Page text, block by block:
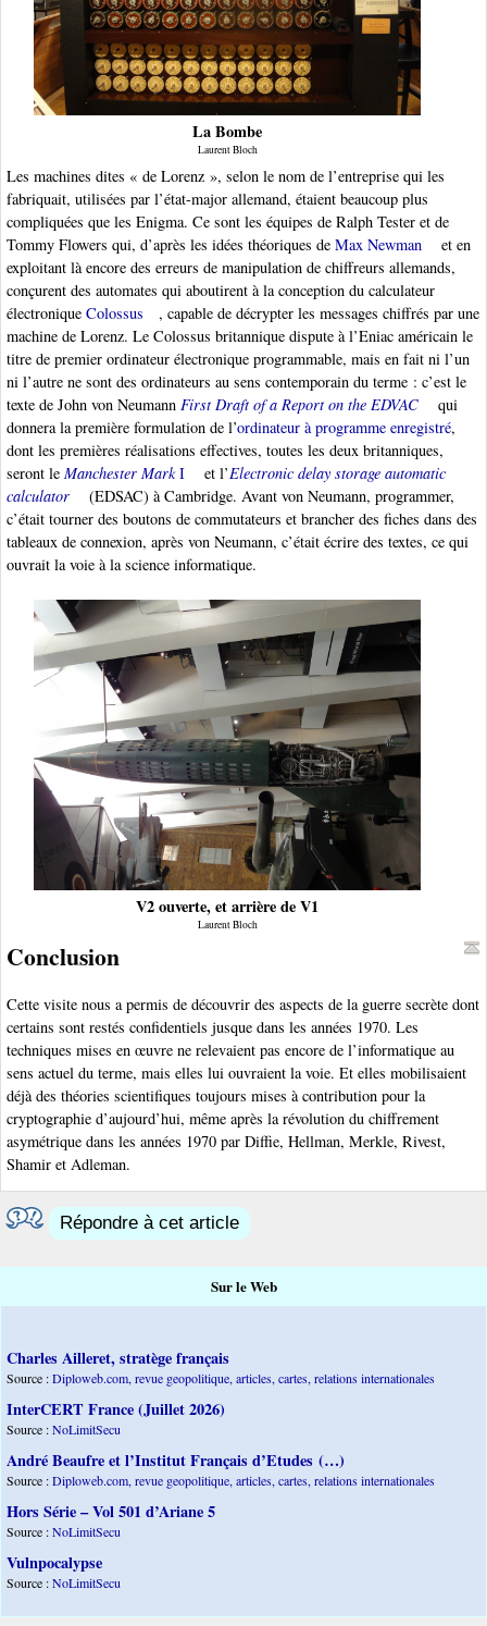
La Bombe
Laurent Bloch
Les machines dites « de Lorenz », selon le nom de l’entreprise qui les
fabriquait, utilisées par l’état-major allemand, étaient beaucoup plus
compliquées que les Enigma. Ce sont les équipes de Ralph Tester et de
Tommy Flowers qui, d’après les idées théoriques de Max Newman
et en
exploitant là encore des erreurs de manipulation de chiffreurs allemands,
conçurent des automates qui aboutirent à la conception du calculateur
électronique Colossus
, capable de décrypter les messages chiffrés par une
machine de Lorenz. Le Colossus britannique dispute à l’Eniac américain le
titre de premier ordinateur électronique programmable, mais en fait ni l’un
ni l’autre ne sont des ordinateurs au sens contemporain du terme : c’est le
texte de John von Neumann First Draft of a Report on the EDVAC
qui
donnera la première formulation de l’ordinateur à programme enregistré,
dont les premières réalisations effectives, toutes les deux britanniques,
seront le Manchester MarkI et l’Electronic delay storage automatic
calculator
(EDSAC) à Cambridge. Avant von Neumann, programmer,
c’était tourner des boutons de commutateurs et brancher des fiches dans des
tableaux de connexion, après von Neumann, c’était écrire des textes, ce qui
ouvrait la voie à la science informatique.
V2 ouverte, et arrière de V1
Laurent Bloch
Conclusion
Cette visite nous a permis de découvrir des aspects de la guerre secrète dont
certains sont restés confidentiels jusque dans les années 1970. Les
techniques mises en œuvre ne relevaient pas encore de l’informatique au
sens actuel du terme, mais elles lui ouvraient la voie. Et elles mobilisaient
déjà des théories scientifiques toujours mises à contribution pour la
cryptographie d’aujourd’hui, même après la révolution du chiffrement
asymétrique dans les années 1970 par Diffie, Hellman, Merkle, Rivest,
Shamir et Adleman.
Répondre à cet article
Sur le Web
Charles Ailleret, stratège français
Source :Diploweb.com, revue geopolitique, articles, cartes, relations internationales
InterCERT France (Juillet 2026)
Source :NoLimitSecu
André Beaufre et l’Institut Français d’Etudes (…)
Source :Diploweb.com, revue geopolitique, articles, cartes, relations internationales
Hors Série – Vol 501 d’Ariane 5
Source :NoLimitSecu
Vulnpocalypse
Source :NoLimitSecu